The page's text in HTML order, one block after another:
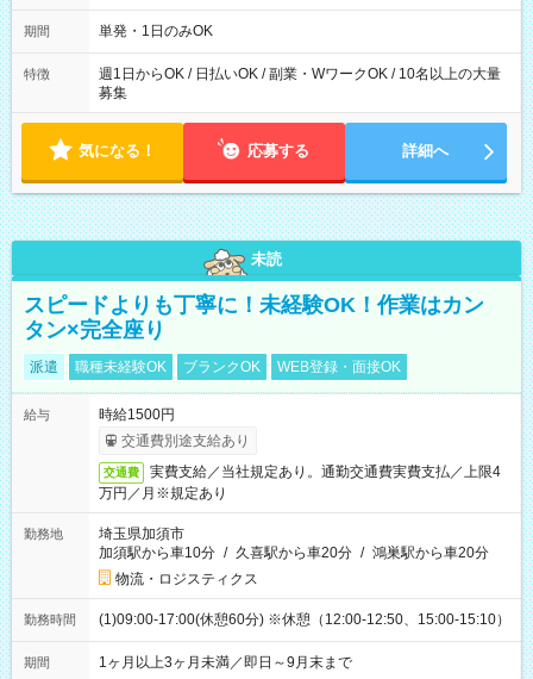
～21：00
期間 単発・1日のみOK
特徴
週1日からOK / 日払いOK / 副業・WワークOK / 10名以上の大量
募集
気になる！ 応募する 詳細へ
未読
スピードよりも丁寧に！未経験OK！作業はカン
タン×完全座り
派遣 職種未経験OK ブランクOK WEB登録・面接OK
給与
時給1500円
交通費別途支給あり
交通費
実費支給／当社規定あり。通勤交通費実費支払／上限4
万円／月※規定あり
勤務地
埼玉県加須市
加須駅から車10分 / 久喜駅から車20分 / 鴻巣駅から車20分
物流・ロジスティクス
勤務時間 (1)09:00-17:00(休憩60分) ※休憩（12:00-12:50、15:00-15:10）
期間 1ヶ月以上3ヶ月未満／即日～9月末まで